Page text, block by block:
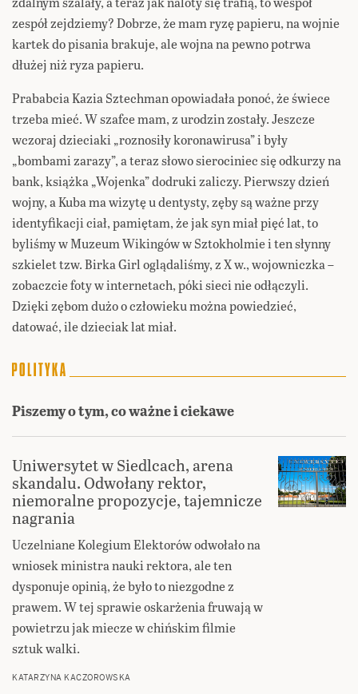
zespół zejdziemy? Dobrze, że mam ryzę papieru, na wojnie
kartek do pisania brakuje, ale wojna na pewno potrwa
dłużej niż ryza papieru.
Prababcia Kazia Sztechman opowiadała ponoć, że świece
trzeba mieć. W szafce mam, z urodzin zostały. Jeszcze
wczoraj dzieciaki „roznosiły koronawirusa” i były
„bombami zarazy”, a teraz słowo sierociniec się odkurzy na
bank, książka „Wojenka” dodruki zaliczy. Pierwszy dzień
wojny, a Kuba ma wizytę u dentysty, zęby są ważne przy
identyfikacji ciał, pamiętam, że jak syn miał pięć lat, to
byliśmy w Muzeum Wikingów w Sztokholmie i ten słynny
szkielet tzw. Birka Girl oglądaliśmy, z X w., wojowniczka –
zobaczcie foty w internetach, póki sieci nie odłączyli.
Dzięki zębom dużo o człowieku można powiedzieć,
datować, ile dzieciak lat miał.
Piszemy o tym, co ważne i ciekawe
Uniwersytet w Siedlcach, arena
skandalu. Odwołany rektor,
niemoralne propozycje, tajemnicze
nagrania
Uczelniane Kolegium Elektorów odwołało na
wniosek ministra nauki rektora, ale ten
dysponuje opinią, że było to niezgodne z
prawem. W tej sprawie oskarżenia fruwają w
powietrzu jak miecze w chińskim filmie
sztuk walki.
KATARZYNA KACZOROWSKA